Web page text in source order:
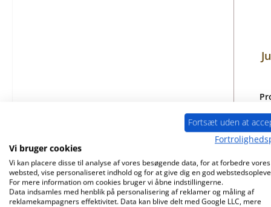
Fortsæt uden at
Vi bruger cookies
Vi kan placere disse til analyse af vores besøgende data, for at forbedre vores
websted, vise personaliseret indhold og for at give dig en god
For mere information om cookies bruger vi åbne indstillingerne.
Data indsamles med henblik på personalisering af reklamer og måling af
reklamekampagners effektivitet. Data kan blive delt med Google LLC, mere